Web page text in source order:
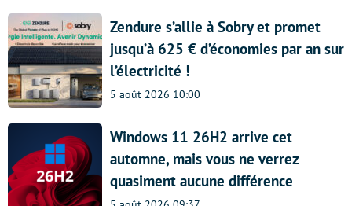
Zendure s’allie à Sobry et promet
jusqu’à 625 € d’économies par an sur
l’électricité !
5 août 2026 10:00
Windows 11 26H2 arrive cet
automne, mais vous ne verrez
quasiment aucune différence